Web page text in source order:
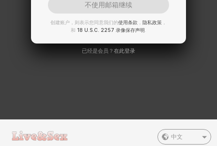
不使用邮箱继续
创建账户，则表示您同意我们的使用条款 隐私政策
和 18 U.S.C. 2257 录像保存声明
已经是会员？ 在此登录
中文